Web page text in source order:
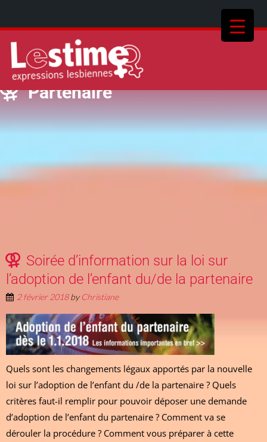
Partenaire
Soirée d’information sur la loi sur
l’adoption de l’enfant du/de la partenaire
2 février 2018byChristiane
Quels sont les changements légaux apportés par la nouvelle
loi sur l’adoption de l’enfant du /de la partenaire ? Quels
critères faut-il remplir pour pouvoir déposer une demande
d’adoption de l’enfant du partenaire ? Comment va se
dérouler la procédure ? Comment vous préparer à cette